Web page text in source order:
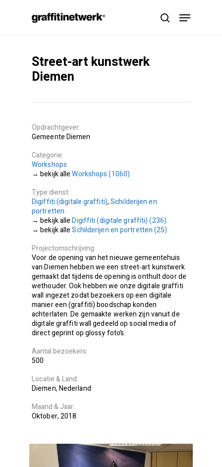
search
Menu
Street-art kunstwerk
Diemen
Opdrachtgever
Gemeente Diemen
Categorie
Workshops
Workshops (1060)
Type dienst
Digiffiti (digitale graffiti),Schilderijen en
portretten
Digiffiti (digitale graffiti) (236)
Schilderijen en portretten (25)
Projectomschrijving
Voor de opening van het nieuwe gemeentehuis
van Diemen hebben we een street-art kunstwerk
gemaakt dat tijdens de opening is onthult door de
wethouder. Ook hebben we onze digitale graffiti
wall ingezet zodat bezoekers op een digitale
manier een (graffiti) boodschap konden
achterlaten. De gemaakte werken zijn vanuit de
digitale graffiti wall gedeeld op social media of
direct geprint op glossy foto’s.
Aantal bezoekers
500
Locatie
Land
Diemen Nederland
Maand
Jaar
Oktober 2018